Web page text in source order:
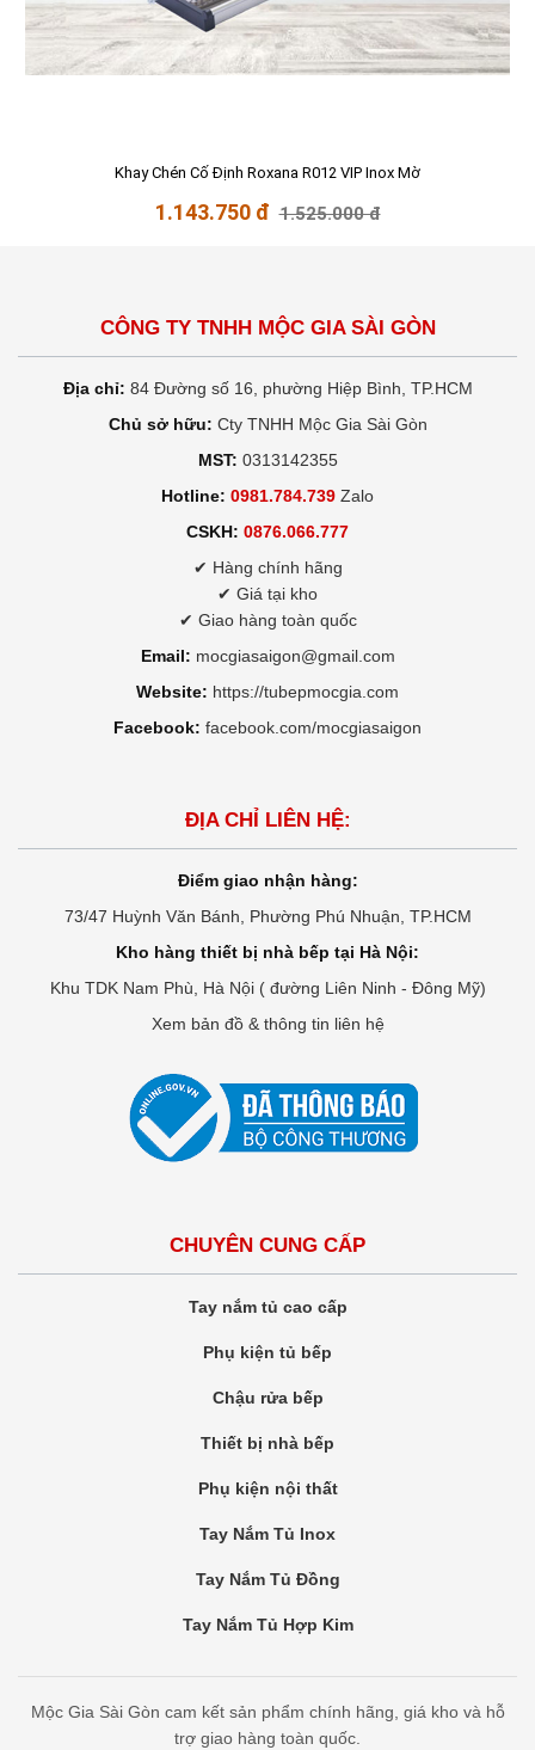
Khay Chén Cố Định Roxana R012 VIP Inox Mờ
1.143.750 đ 1.525.000 đ
CÔNG TY TNHH MỘC GIA SÀI GÒN
Địa chỉ: 84 Đường số 16, phường Hiệp Bình, TP.HCM
Chủ sở hữu: Cty TNHH Mộc Gia Sài Gòn
MST: 0313142355
Hotline: 0981.784.739 Zalo
CSKH: 0876.066.777
✔ Hàng chính hãng
✔ Giá tại kho
✔ Giao hàng toàn quốc
Email: mocgiasaigon@gmail.com
Website: https://tubepmocgia.com
Facebook: facebook.com/mocgiasaigon
ĐỊA CHỈ LIÊN HỆ:
Điểm giao nhận hàng:
73/47 Huỳnh Văn Bánh, Phường Phú Nhuận, TP.HCM
Kho hàng thiết bị nhà bếp tại Hà Nội:
Khu TDK Nam Phù, Hà Nội ( đường Liên Ninh - Đông Mỹ)
Xem bản đồ & thông tin liên hệ
CHUYÊN CUNG CẤP
Tay nắm tủ cao cấp
Phụ kiện tủ bếp
Chậu rửa bếp
Thiết bị nhà bếp
Phụ kiện nội thất
Tay Nắm Tủ Inox
Tay Nắm Tủ Đồng
Tay Nắm Tủ Hợp Kim
Mộc Gia Sài Gòn cam kết sản phẩm chính hãng, giá kho và hỗ
trợ giao hàng toàn quốc.